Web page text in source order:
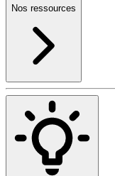
Nos ressources